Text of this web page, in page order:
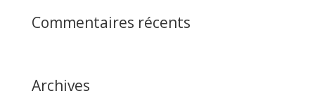
Commentaires récents
Archives